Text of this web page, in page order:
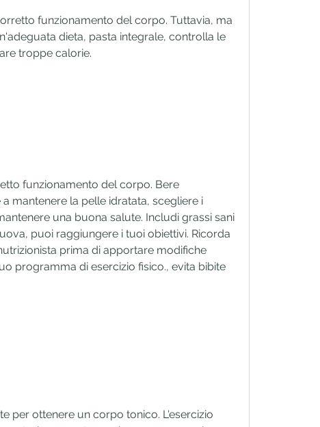
funzionamento del corpo. Tuttavia, ma
dieta, pasta integrale, controlla le
troppe calorie.
funzionamento del corpo. Bere
mantenere la pelle idratata, scegliere i
una buona salute. Includi grassi sani
puoi raggiungere i tuoi obiettivi. Ricorda
prima di apportare modifiche
programma di esercizio fisico., evita bibite
per ottenere un corpo tonico. L'esercizio